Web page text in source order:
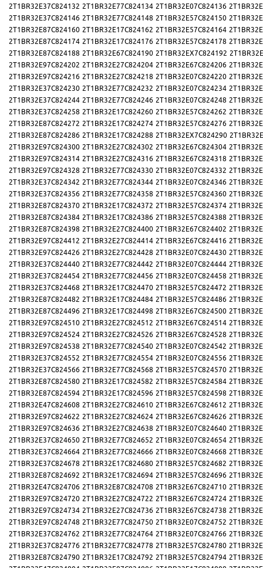
2T1BR32E37C824132 2T1BR32E77C824134 2T1BR32E07C824136
2T1BR32E37C824146 2T1BR32E77C824148 2T1BR32E57C824150
2T1BR32E87C824160 2T1BR32E17C824162 2T1BR32E57C824164
2T1BR32E87C824174 2T1BR32E17C824176 2T1BR32E57C824178
2T1BR32E87C824188 2T1BR32E67C824190 2T1BR32EX7C824192
2T1BR32E97C824202 2T1BR32E27C824204 2T1BR32E67C824206
2T1BR32E97C824216 2T1BR32E27C824218 2T1BR32E07C824220
2T1BR32E37C824230 2T1BR32E77C824232 2T1BR32E07C824234
2T1BR32E37C824244 2T1BR32E77C824246 2T1BR32E07C824248
2T1BR32E37C824258 2T1BR32E17C824260 2T1BR32E57C824262
2T1BR32E87C824272 2T1BR32E17C824274 2T1BR32E57C824276
2T1BR32E87C824286 2T1BR32E17C824288 2T1BR32EX7C824290
2T1BR32E97C824300 2T1BR32E27C824302 2T1BR32E67C824304
2T1BR32E97C824314 2T1BR32E27C824316 2T1BR32E67C824318
2T1BR32E97C824328 2T1BR32E77C824330 2T1BR32E07C824332
2T1BR32E37C824342 2T1BR32E77C824344 2T1BR32E07C824346
2T1BR32E37C824356 2T1BR32E77C824358 2T1BR32E57C824360
2T1BR32E87C824370 2T1BR32E17C824372 2T1BR32E57C824374
2T1BR32E87C824384 2T1BR32E17C824386 2T1BR32E57C824388
2T1BR32E87C824398 2T1BR32E27C824400 2T1BR32E67C824402
2T1BR32E97C824412 2T1BR32E27C824414 2T1BR32E67C824416
2T1BR32E97C824426 2T1BR32E27C824428 2T1BR32E07C824430
2T1BR32E37C824440 2T1BR32E77C824442 2T1BR32E07C824444
2T1BR32E37C824454 2T1BR32E77C824456 2T1BR32E07C824458
2T1BR32E37C824468 2T1BR32E17C824470 2T1BR32E57C824472
2T1BR32E87C824482 2T1BR32E17C824484 2T1BR32E57C824486
2T1BR32E87C824496 2T1BR32E17C824498 2T1BR32E67C824500
2T1BR32E97C824510 2T1BR32E27C824512 2T1BR32E67C824514
2T1BR32E97C824524 2T1BR32E27C824526 2T1BR32E67C824528
2T1BR32E97C824538 2T1BR32E77C824540 2T1BR32E07C824542
2T1BR32E37C824552 2T1BR32E77C824554 2T1BR32E07C824556
2T1BR32E37C824566 2T1BR32E77C824568 2T1BR32E57C824570
2T1BR32E87C824580 2T1BR32E17C824582 2T1BR32E57C824584
2T1BR32E87C824594 2T1BR32E17C824596 2T1BR32E57C824598
2T1BR32E47C824608 2T1BR32E27C824610 2T1BR32E67C824612
2T1BR32E97C824622 2T1BR32E27C824624 2T1BR32E67C824626
2T1BR32E97C824636 2T1BR32E27C824638 2T1BR32E07C824640
2T1BR32E37C824650 2T1BR32E77C824652 2T1BR32E07C824654
2T1BR32E37C824664 2T1BR32E77C824666 2T1BR32E07C824668
2T1BR32E37C824678 2T1BR32E17C824680 2T1BR32E57C824682
2T1BR32E87C824692 2T1BR32E17C824694 2T1BR32E57C824696
2T1BR32E47C824706 2T1BR32E87C824708 2T1BR32E67C824710
2T1BR32E97C824720 2T1BR32E27C824722 2T1BR32E67C824724
2T1BR32E97C824734 2T1BR32E27C824736 2T1BR32E67C824738
2T1BR32E97C824748 2T1BR32E77C824750 2T1BR32E07C824752
2T1BR32E37C824762 2T1BR32E77C824764 2T1BR32E07C824766
2T1BR32E37C824776 2T1BR32E77C824778 2T1BR32E57C824780
2T1BR32E87C824790 2T1BR32E17C824792 2T1BR32E57C824794